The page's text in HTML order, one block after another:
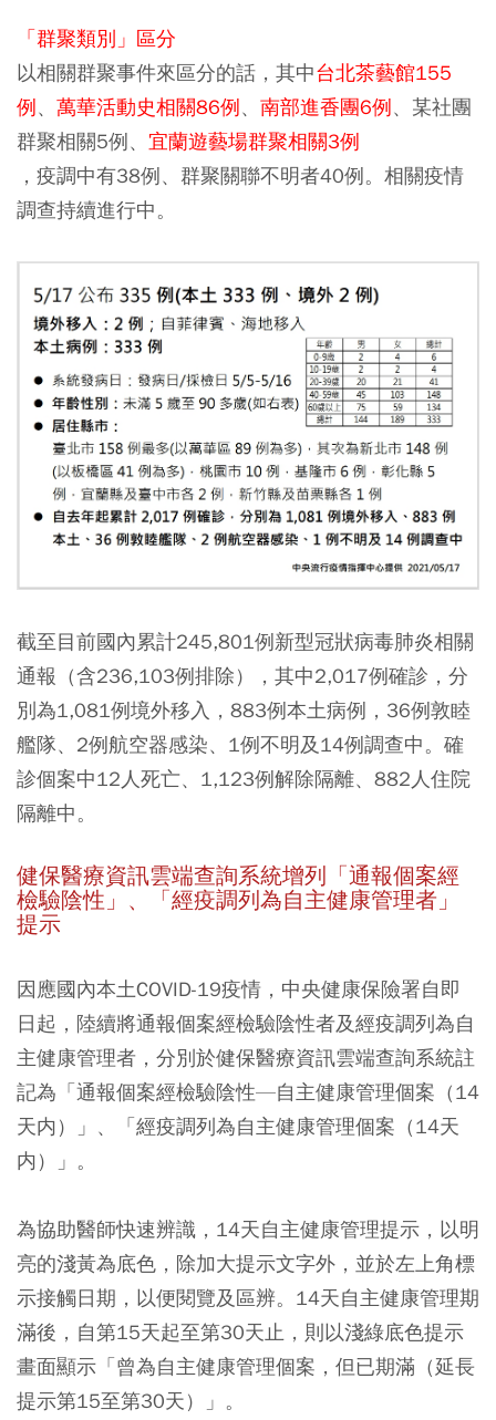
「群聚類別」區分
以相關群聚事件來區分的話，其中台北茶藝館155
例、 萬華活動史相關86例、 南部進香團6例、某社團
群聚相關5例、 宜蘭遊藝場群聚相關3例
，疫調中有38例、群聚關聯不明者40例。相關疫情
調查持續進行中。
截至目前國內累計245,801例新型冠狀病毒肺炎相關
通報（含236,103例排除），其中2,017例確診，分
別為1,081例境外移入，883例本土病例，36例敦睦
艦隊、2例航空器感染、1例不明及14例調查中。確
診個案中12人死亡、1,123例解除隔離、882人住院
隔離中。
健保醫療資訊雲端查詢系統增列「通報個案經
檢驗陰性」、「經疫調列為自主健康管理者」
提示
因應國內本土COVID-19疫情，中央健康保險署自即
日起，陸續將通報個案經檢驗陰性者及經疫調列為自
主健康管理者，分別於健保醫療資訊雲端查詢系統註
記為「通報個案經檢驗陰性—自主健康管理個案（14
天内）」、「經疫調列為自主健康管理個案（14天
内）」。
為協助醫師快速辨識，14天自主健康管理提示，以明
亮的淺黃為底色，除加大提示文字外，並於左上角標
示接觸日期，以便閱覽及區辨。14天自主健康管理期
滿後，自第15天起至第30天止，則以淺綠底色提示
畫面顯示「曾為自主健康管理個案，但已期滿（延長
提示第15至第30天）」。